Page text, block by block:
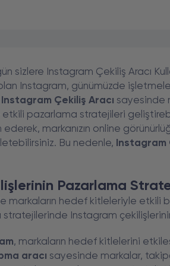
sizlere Instagram Çekiliş Aracı
Instagram, günümüzde
Instagram Çekiliş Aracı sayesinde
etkili pazarlama stratejileri
ederek, markanızın online
Bu nedenle, Instagram
Pazarlama
markaların hedef kitleleriyle etkili
stratejilerinde Instagram
, markaların hedef kitlelerini
aracı sayesinde markalar,